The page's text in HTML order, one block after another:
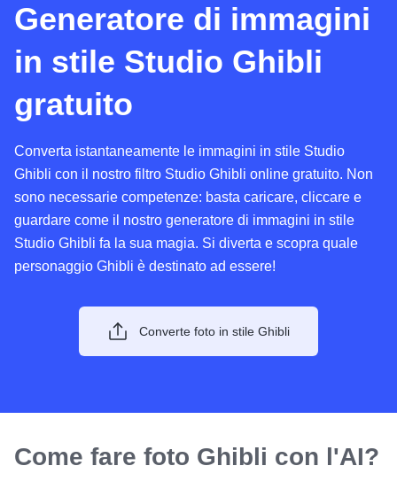
Generatore di immagini
in stile Studio Ghibli
gratuito
Converta istantaneamente le immagini in stile Studio
Ghibli con il nostro filtro Studio Ghibli online gratuito. Non
sono necessarie competenze: basta caricare, cliccare e
guardare come il nostro generatore di immagini in stile
Studio Ghibli fa la sua magia. Si diverta e scopra quale
personaggio Ghibli è destinato ad essere!
Converte foto in stile Ghibli
Come fare foto Ghibli con l'AI?